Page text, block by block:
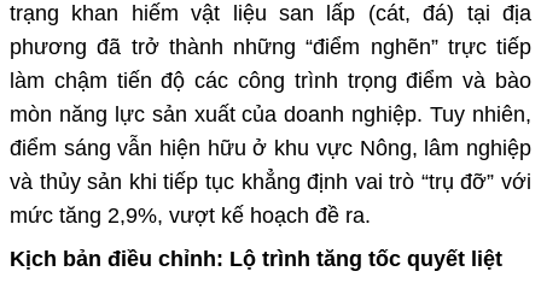
trạng khan hiếm vật liệu san lấp (cát, đá) tại địa
phương đã trở thành những “điểm nghẽn” trực tiếp
làm chậm tiến độ các công trình trọng điểm và bào
mòn năng lực sản xuất của doanh nghiệp. Tuy nhiên,
điểm sáng vẫn hiện hữu ở khu vực Nông, lâm nghiệp
và thủy sản khi tiếp tục khẳng định vai trò “trụ đỡ” với
mức tăng 2,9%, vượt kế hoạch đề ra.
Kịch bản điều chỉnh: Lộ trình tăng tốc quyết liệt